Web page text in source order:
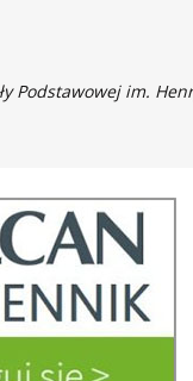
Podstawowej im.